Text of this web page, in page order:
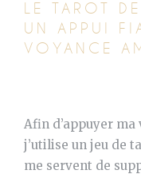
LE TAROT
UN APPUI
VOYANCE
Afin d’appuyer
j’utilise un jeu de
me servent de